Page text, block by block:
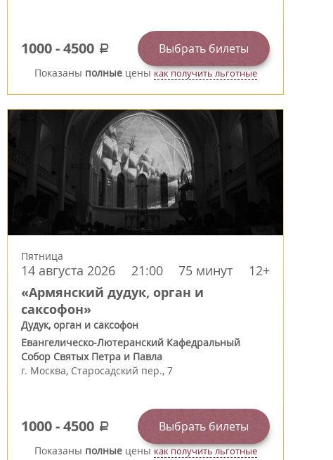
1000-4500 a Выбрать билеты
Показаны полныеценыкак получить льготные
Пятница
14 августа 2026 21:00 75 минут 12+
«Армянский дудук, орган и
саксофон»
Дудук, орган и саксофон
Евангелическо-Лютеранский Кафедральный
Собор Святых Петра и Павла
г. Москва, Старосадский пер., 7
1000-4500 a Выбрать билеты
Показаны полныеценыкак получить льготные